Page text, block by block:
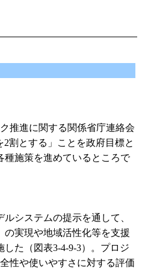
推進に関する関係省庁連絡会
割とする」ことを政府目標と
種施策を進めているところで
システムの提示を通して、
実現や地域活性化等を支援
た（図表3-4-9-3）。プロジ
性や使いやすさに対する評価